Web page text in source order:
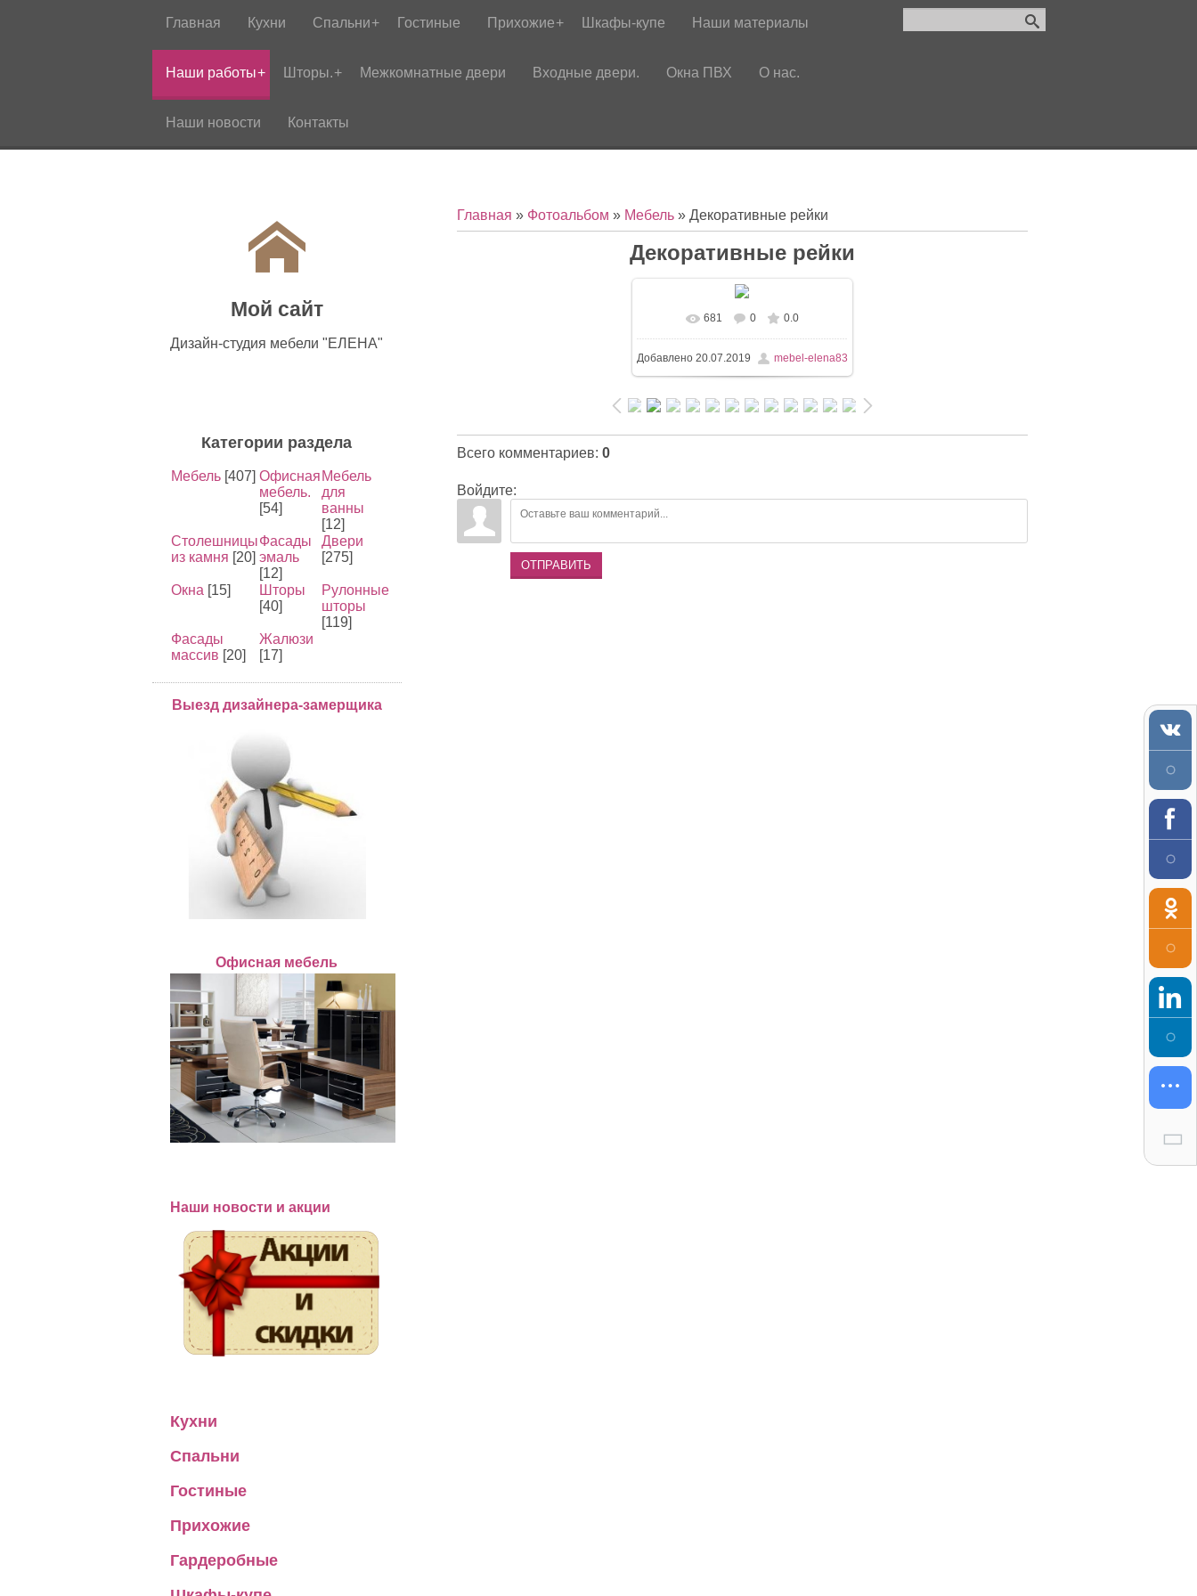
Главная Кухни Спальни Гостиные Прихожие Шкафы-купе Наши материалы
Наши работы Шторы. Межкомнатные двери Входные двери. Окна ПВХ О нас.
Наши новости Контакты
Мой сайт
Дизайн-студия мебели "ЕЛЕНА"
Главная » Фотоальбом » Мебель» Декоративные рейки
Декоративные рейки
681 0 0.0
Добавлено20.07.2019 mebel-elena83
Всего комментариев: 0
Войдите:
ОТПРАВИТЬ
Категории раздела
Мебель [407] Офисная
мебель.
[54]
Мебель
для
ванны
[12]
Столешницы
из камня [20]
Фасады
эмаль
[12]
Двери
[275]
Окна [15]
Шторы
[40]
Рулонные
шторы
[119]
Фасады
массив [20]
Жалюзи
[17]
Выезд дизайнера-замерщика
Офисная мебель
Наши новости и акции
Кухни
Спальни
Гостиные
Прихожие
Гардеробные